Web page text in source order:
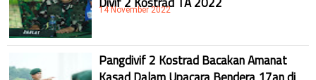
14 November 2022
Pangdivif 2 Kostrad Bacakan Amanat
Kasad Dalam Upacara Bendera 17an di